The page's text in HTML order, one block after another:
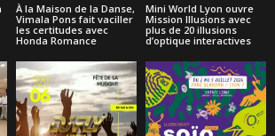
À la Maison de la Danse,
Vimala Pons fait vaciller
les certitudes avec
Honda Romance
Mini World Lyon ouvre
Mission Illusions avec
plus de 20 illusions
d’optique interactives